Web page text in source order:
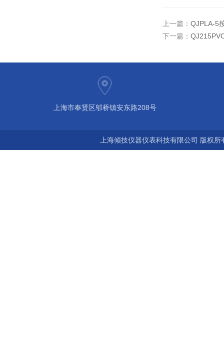
上一篇： QJPLA-5
下一篇：
上海市奉贤区邬桥镇安东路208号
上海倾技仪器仪表科技有限公司 版权